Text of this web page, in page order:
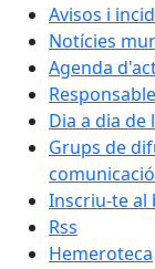
Avisos i
Notícies
Agenda
Dia a dia
Grups de
comunicació
Inscriu-te al
Rss
Hemeroteca